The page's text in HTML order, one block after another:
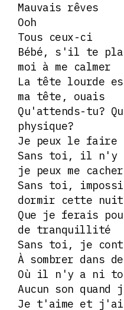
Mauvais rêves
Ooh
Tous ceux-ci
Bébé, s'il te
moi à me calmer
La tête lourde
ma tête, ouais
Qu'attends-tu?
physique?
Je peux le faire
Sans toi, il n'y
je peux me cacher
Sans toi,
dormir cette nuit
Que je ferais
de tranquillité
Sans toi, je
À sombrer dans
Où il n'y a ni
Aucun son quand
Je t'aime et j'ai